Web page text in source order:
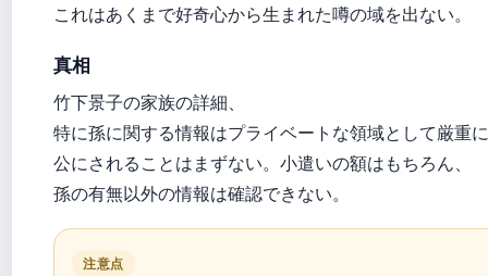
これはあくまで好奇心から生まれた噂の域を出ない。
真相
竹下景子の家族の詳細、
特に孫に関する情報はプライベートな領域として厳重
公にされることはまずない。小遣いの額はもちろん、
孫の有無以外の情報は確認できない。
注意点